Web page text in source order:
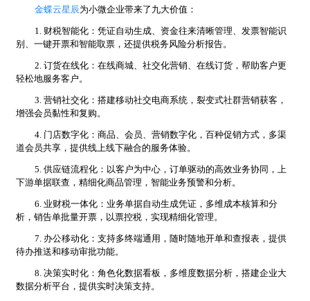
金蝶云星辰为小微企业带来了九大价值：
1. 财税智能化：凭证自动生成、资金往来清晰管理、发票智能识
别、一键开票和智能取票，还提供税务风险分析报告。
2. 订货在线化：在线商城、社交化营销、在线订货，帮助客户更
轻松地服务客户。
3. 营销社交化：搭建移动社交电商系统，裂变式社群营销获客，
增强会员黏性和复购。
4. 门店数字化：商品、会员、营销数字化，百种促销方式，多渠
道会员共享，提供线上线下融合的服务体验。
5. 供应链流程化：以客户为中心，订单驱动的高效业务协同，上
下游单据联查，精细化商品管理，智能业务预警和分析。
6. 业财税一体化：业务单据自动生成凭证，多维成本核算和分
析，销告单批量开票，以票控税，实现精细化管理。
7. 办公移动化：支持多终端通用，随时随地开单和查报表，提供
待办推送和移动审批功能。
8. 决策实时化：角色化数据看板，多维度数据分析，搭建企业大
数据分析平台，提供实时决策支持。